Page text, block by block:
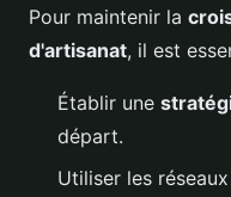
Pour maintenir la
d'artisanat, il est
Établir une
départ.
Utiliser les